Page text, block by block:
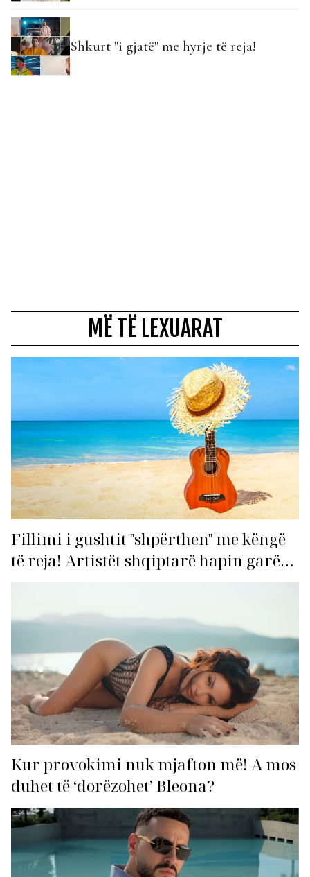
Shkurt "i gjatë" me hyrje të reja!
MË TË LEXUARAT
Fillimi i gushtit "shpërthen" me këngë
të reja! Artistët shqiptarë hapin garën
Kur provokimi nuk mjafton më! A mos
duhet të ‘dorëzohet’ Bleona?